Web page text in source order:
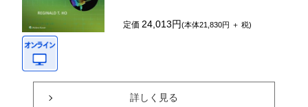
定価24,013円(本体21,830円 ＋ 税)
詳しく見る